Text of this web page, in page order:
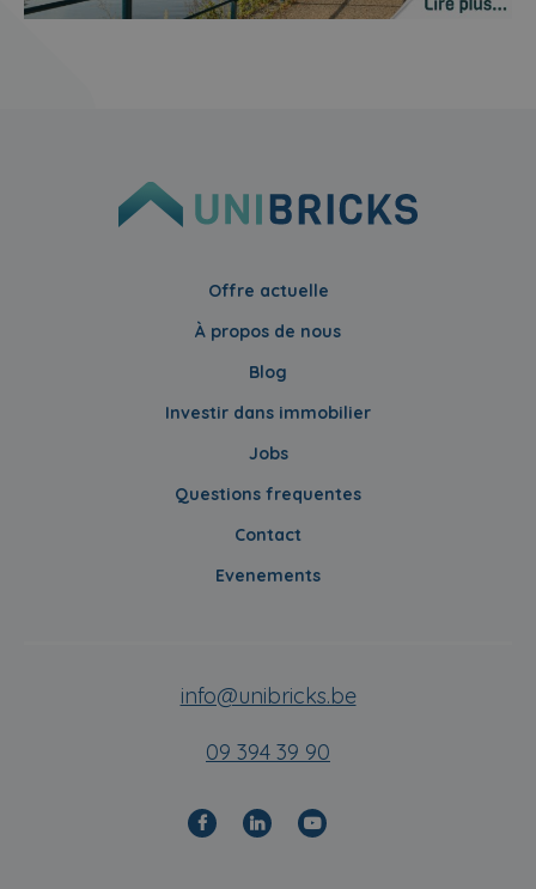
Offre actuelle
À propos de nous
Blog
Investir dans immobilier
Jobs
Questions frequentes
Contact
Evenements
info@unibricks.be
09 394 39 90